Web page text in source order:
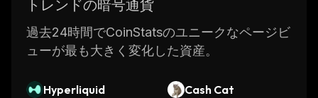
トレンドの暗号通貨
過去24時間でCoinStatsのユニークなページビ
ューが最も大きく変化した資産。
Hyperliquid
Cash Cat